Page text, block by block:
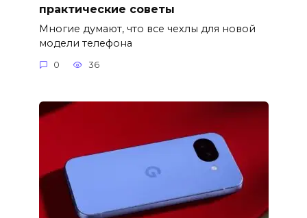
практические советы
Многие думают, что все чехлы для новой
модели телефона
0 36